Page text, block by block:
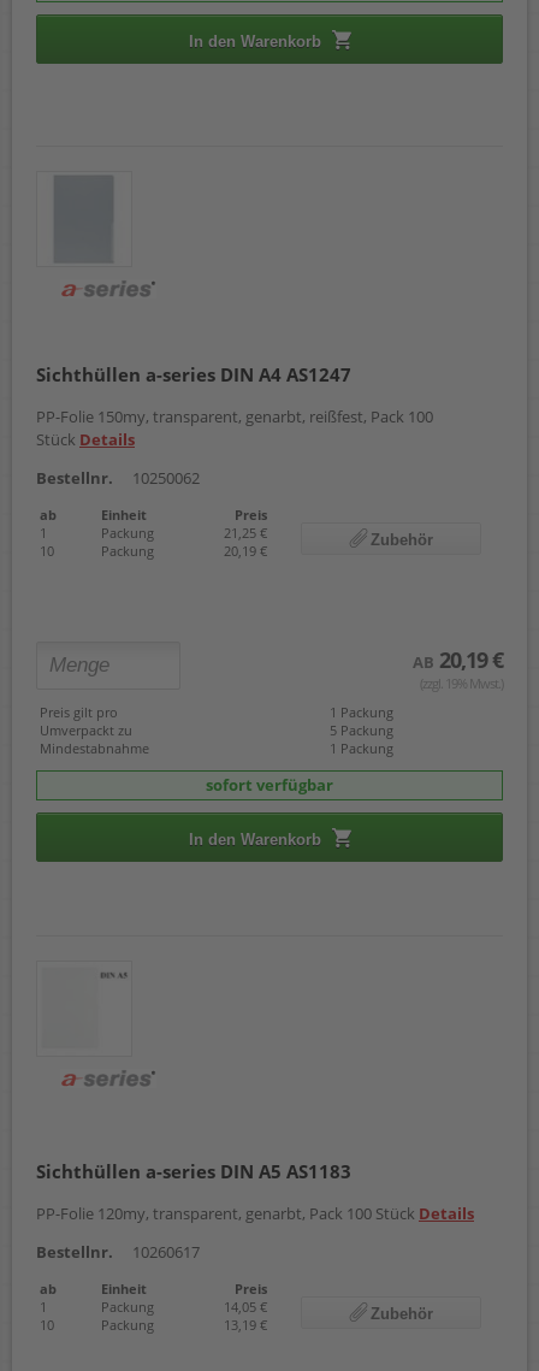
In den Warenkorb
Sichthüllen a-series DIN A4 AS1247
PP-Folie 150my, transparent, genarbt, reißfest, Pack 100
Stück Details
Bestellnr.
10250062
ab Einheit
Preis
1
Packung
21,25 €
10
Packung 20,19 €
Zubehör
AB 20,19 €
(zzgl. 19% Mwst.)
Preis gilt pro
1 Packung
Umverpackt zu
5 Packung
Mindestabnahme
1 Packung
sofort verfügbar
In den Warenkorb
Sichthüllen a-series DIN A5 AS1183
PP-Folie 120my, transparent, genarbt, Pack 100 Stück Details
Bestellnr.
10260617
ab Einheit
Preis
1
Packung
14,05 €
10
Packung 13,19 €
Zubehör